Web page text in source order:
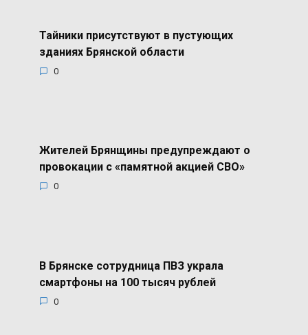
Тайники присутствуют в пустующих
зданиях Брянской области
0
Жителей Брянщины предупреждают о
провокации с «памятной акцией СВО»
0
В Брянске сотрудница ПВЗ украла
смартфоны на 100 тысяч рублей
0